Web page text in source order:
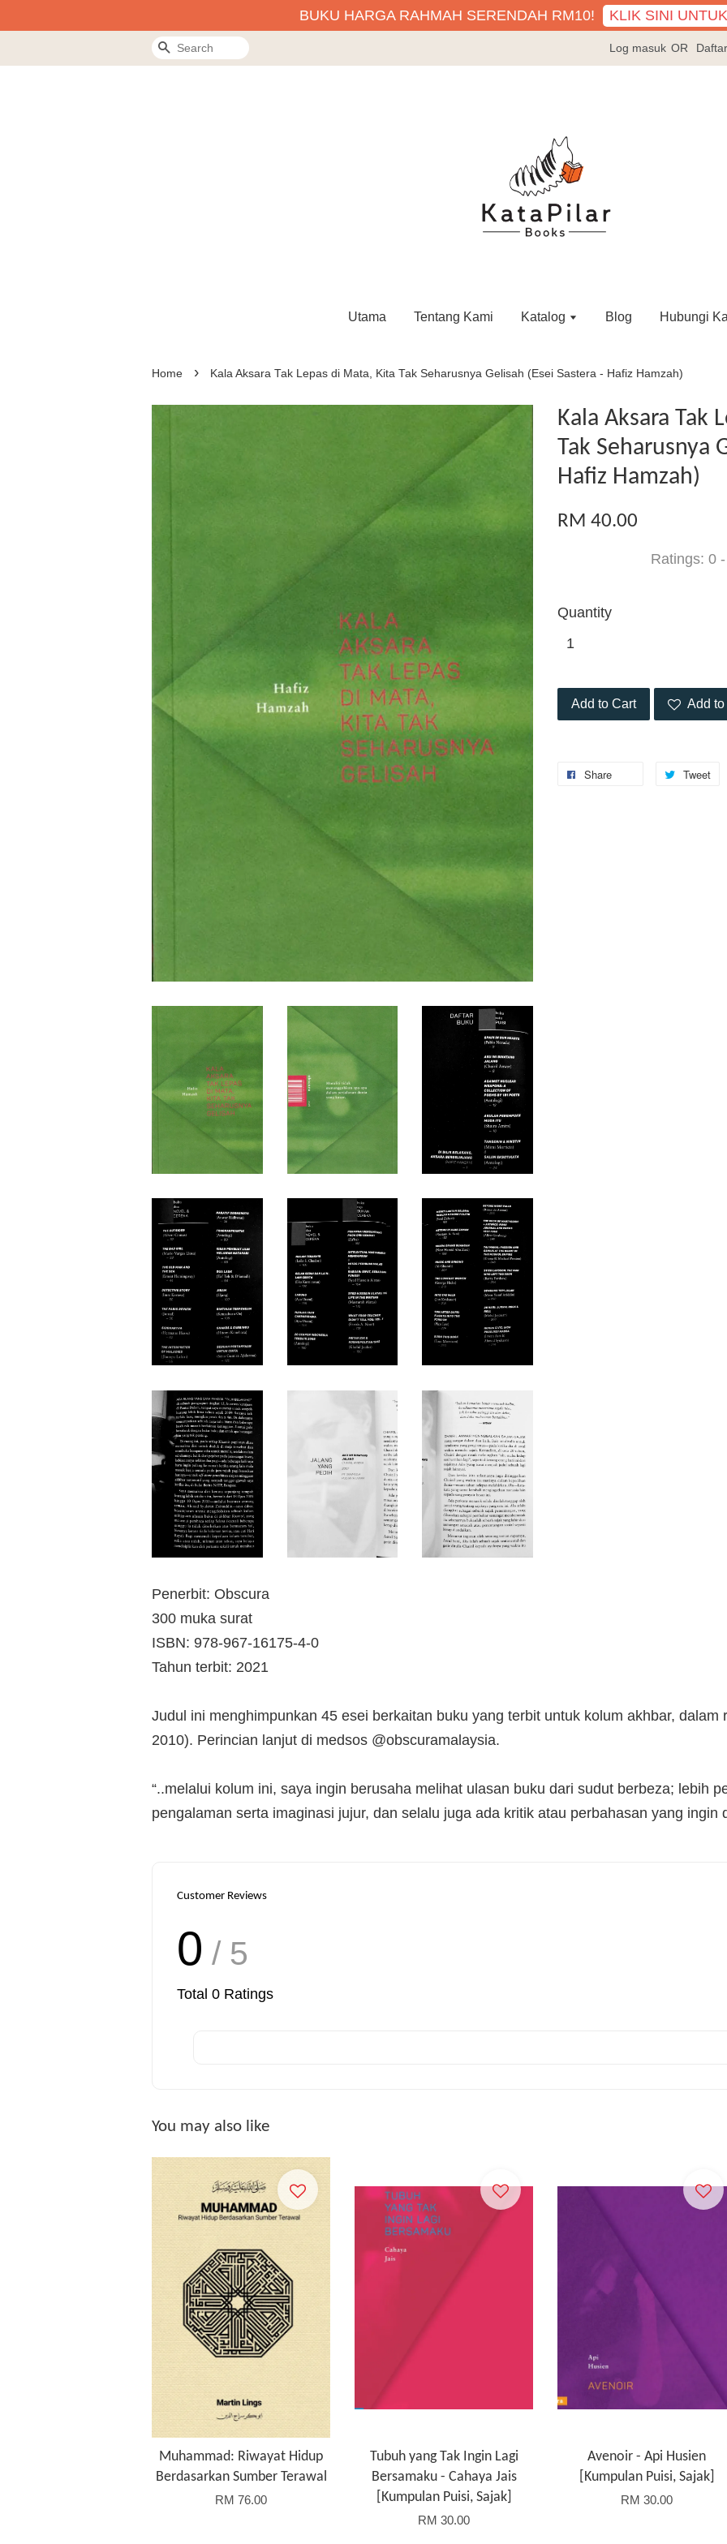
BUKU HARGA RAHMAH SERENDAH RM10! KLIK SINI
Search Log masuk OR
Utama Tentang Kami Katalog Blog Hubungi
Home › Kala Aksara Tak Lepas di Mata, Kita Tak Seharusnya Gelisah (Esei Sastera - Hafiz Hamzah)
Kala Aksara Tak
Tak Seharusnya
Hafiz Hamzah)
RM 40.00
Ratings: 0 -
Quantity
Add to Cart Add
Share Tweet
Penerbit: Obscura
300 muka surat
ISBN: 978-967-16175-4-0
Tahun terbit: 2021
Judul ini menghimpunkan 45 esei berkaitan buku yang terbit untuk kolum akhbar, dalam
2010). Perincian lanjut di medsos @obscuramalaysia.
“..melalui kolum ini, saya ingin berusaha melihat ulasan buku dari sudut berbeza; lebih
pengalaman serta imaginasi jujur, dan selalu juga ada kritik atau perbahasan yang ingin
Customer Reviews
0 / 5
Total 0 Ratings
You may also like
Muhammad: Riwayat Hidup
Berdasarkan Sumber Terawal
RM 76.00
Tubuh yang Tak Ingin Lagi
Bersamaku - Cahaya Jais
[Kumpulan Puisi, Sajak]
RM 30.00
Avenoir - Api Husien
[Kumpulan Puisi, Sajak]
RM 30.00